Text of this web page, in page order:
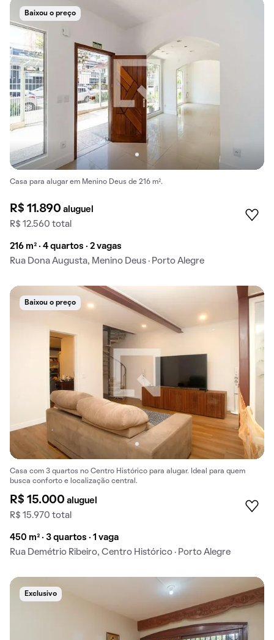
Baixou o preço
Casa para alugar em Menino Deus de 216 m².
R$ 11.890aluguel
R$ 12.560 total
216 m² · 4 quartos · 2 vagas
Rua Dona Augusta, Menino Deus · Porto Alegre
Baixou o preço
Casa com 3 quartos no Centro Histórico para alugar. Ideal para quem
busca conforto e localização central.
R$ 15.000aluguel
R$ 15.970 total
450 m² · 3 quartos · 1 vaga
Rua Demétrio Ribeiro, Centro Histórico · Porto Alegre
Exclusivo